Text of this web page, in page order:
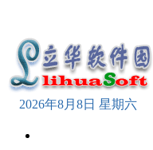
2026年8月8日 星期六